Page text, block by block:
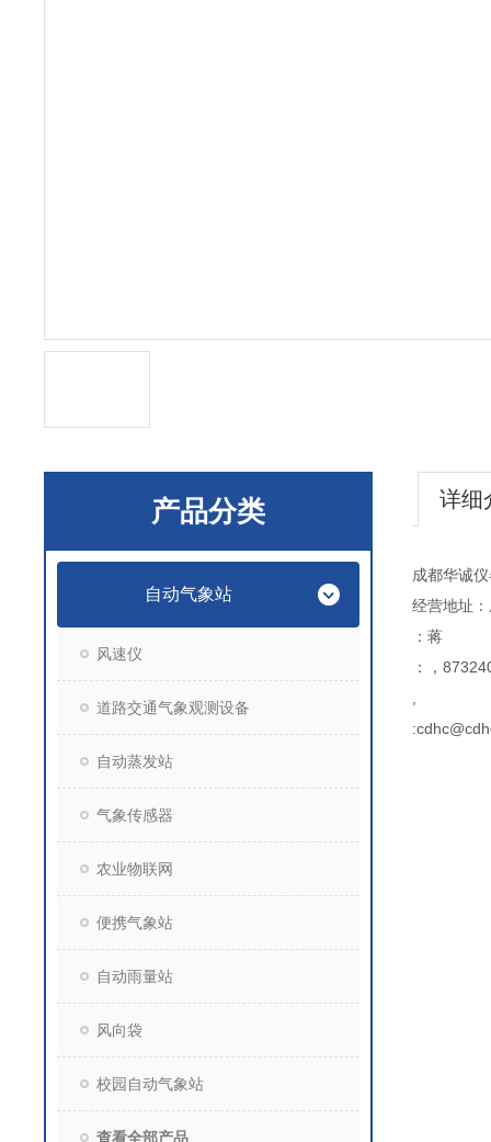
产品分类
自动气象站
风速仪
道路交通气象观测设备
自动蒸发站
气象传感器
农业物联网
便携气象站
自动雨量站
风向袋
校园自动气象站
查看全部产品
详细
成都华诚
经营地址
：蒋
：，